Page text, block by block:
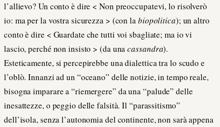
l’allievo? Un conto è dire < Non preoccupatevi, lo risolverò
io: ma per la vostra sicurezza > (con labiopolitica); un altro
conto è dire < Guardate che tutti voi sbagliate; ma io vi
lascio, perché non insisto > (da unacassandra).
Esteticamente, si percepirebbe una dialettica tra lo scudo e
l’oblò. Innanzi ad un “oceano” delle notizie, in tempo reale,
bisogna imparare a “riemergere” da una “palude” delle
inesattezze, o peggio delle falsità. Il “parassitismo”
dell’isola, senza l’autonomia del continente, non sarà appena